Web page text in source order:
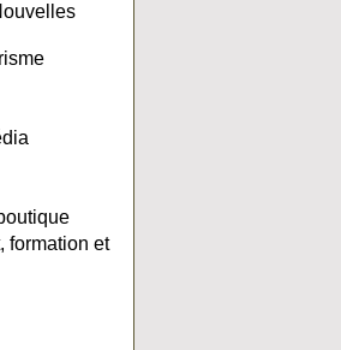
formation et